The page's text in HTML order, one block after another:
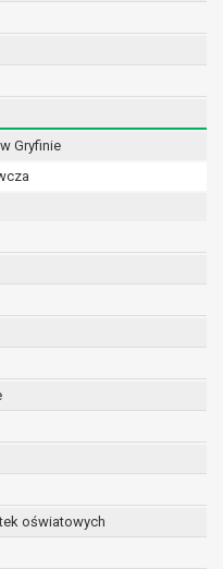
Gryfinie
oświatowych
danych w celu
mogą być
odbiorcom lub
osobowych.
dane
na
do odbioru danych
przetwarzane
celu dla jakiego
z terminami
przepisy prawa
przetwarzane są
dane dotyczą
czasu wycofania tej
przetwarzane są